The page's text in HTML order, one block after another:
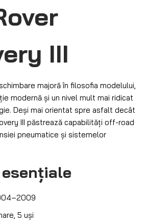
III
majoră în filosofia modelului,
modernă și un nivel mult mai ridicat
Deși mai orientat spre asfalt decât
III păstrează capabilități off-road
pneumatice și sistemelor
5 uși